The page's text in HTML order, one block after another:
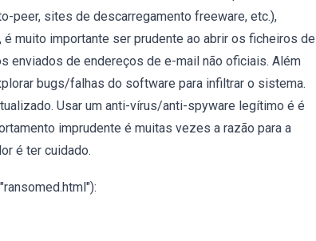
peer, sites de descarregamento freeware, etc.),
muito importante ser prudente ao abrir os ficheiros de
enviados de endereços de e-mail não oficiais. Além
bugs/falhas do software para infiltrar o sistema.
Usar um anti-vírus/anti-spyware legítimo é é
imprudente é muitas vezes a razão para a
é ter cuidado.